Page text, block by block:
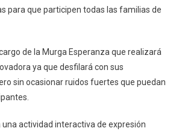
para que participen todas las familias de
de la Murga Esperanza que realizará
ya que desfilará con sus
sin ocasionar ruidos fuertes que puedan
actividad interactiva de expresión